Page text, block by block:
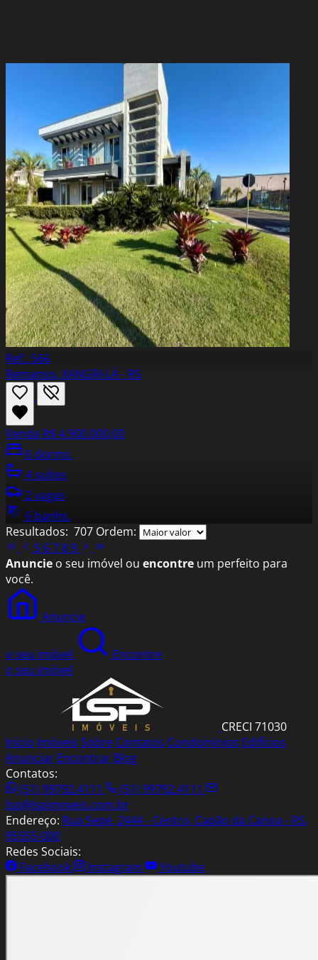
Ref.: 566
Remanso, XANGRI-LÁ - RS
Venda R$ 4.900.000,00
6 dorms.
4 suítes
2 vagas
6 banhs.
Resultados: 707 Ordem:
5 6789
Anuncie o seu imóvel ou encontre um perfeito para
você.
Anuncie
o seu imóvel
Encontre
o seu imóvel
CRECI 71030
Início Imóveis Sobre Contatos Condomínios Edifícios
Anunciar Encontrar Blog
Contatos:
(51) 99792.4111
(51) 99792.4111
lsp@lspimoveis.com.br
Endereço: Rua Sepé, 2444 - Centro, Capão da Canoa - RS,
95555-000
Redes Sociais:
Facebook
Instagram Youtube